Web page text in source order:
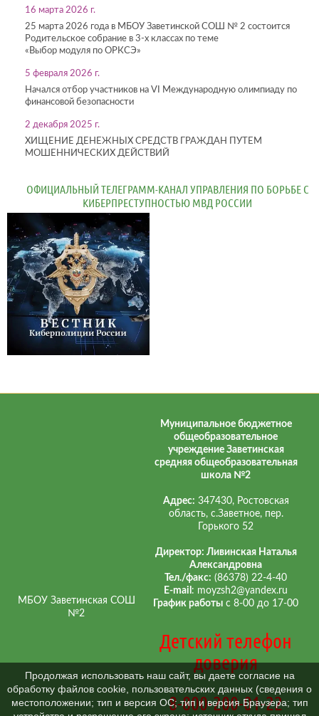
16 марта 2026 г.
25 марта 2026 года в МБОУ Заветинской СОШ № 2 состоится
Родительское собрание в 3-х классах по теме
«Выбор модуля по ОРКСЭ»
5 февраля 2026 г.
Начался отбор участников на VI Международную олимпиаду по
финансовой безопасности
2 декабря 2025 г.
ХИЩЕНИЕ ДЕНЕЖНЫХ СРЕДСТВ ГРАЖДАН ПУТЕМ
МОШЕННИЧЕСКИХ ДЕЙСТВИЙ
ОФИЦИАЛЬНЫЙ ТЕЛЕГРАММ-КАНАЛ УПРАВЛЕНИЯ ПО БОРЬБЕ С
КИБЕРПРЕСТУПНОСТЬЮ МВД РОССИИ
МБОУ Заветинская СОШ
№2
Муниципальное бюджетное
общеобразовательное
учреждение Заветинская
средняя общеобразовательная
школа №2
Адрес: 347430, Ростовская
область, с.Заветное, пер.
Горького 52
Директор: Ливинская Наталья
Александровна
Тел./факс: (86378) 22-4-40
E-mail : moyzsh2@yandex.ru
График работы с 8-00 до 17-00
Детский телефон
доверия
8-800-200-01-22
Продолжая использовать наш сайт, вы даете согласие на
обработку файлов cookie, пользовательских данных (сведения о
местоположении; тип и версия ОС; тип и версия Браузера; тип